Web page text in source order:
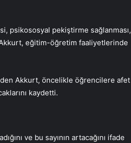
psikososyal pekiştirme sağlanması,
eğitim-öğretim faaliyetlerinde
Akkurt, öncelikle öğrencilere afet
kaydetti.
ve bu sayının artacağını ifade